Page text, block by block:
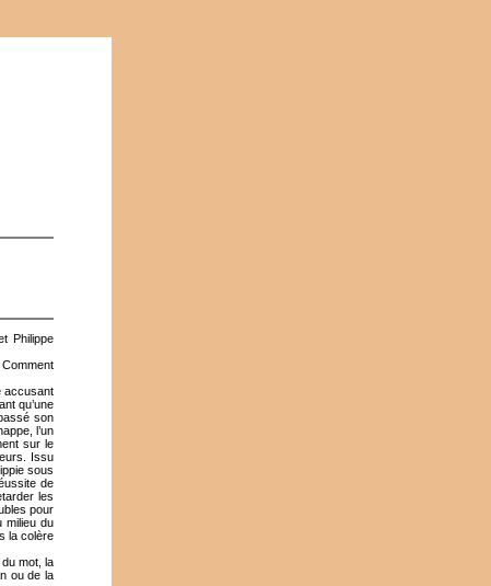
Philippe
accusant
qu’une
son
l’un
sur le
Issu
sous
de
les
pour
milieu du
la colère
mot, la
ou de la